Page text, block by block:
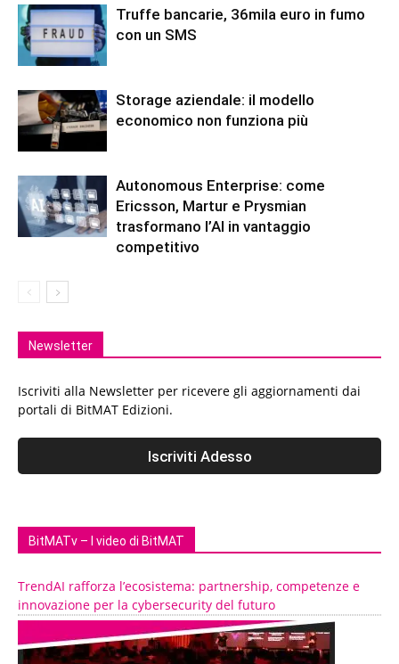
Truffe bancarie, 36mila euro in fumo
con un SMS
Storage aziendale: il modello
economico non funziona più
Autonomous Enterprise: come
Ericsson, Martur e Prysmian
trasformano l’AI in vantaggio
competitivo
Newsletter
Iscriviti alla Newsletter per ricevere gli aggiornamenti dai
portali di BitMAT Edizioni.
BitMATv – I video di BitMAT
TrendAI rafforza l’ecosistema: partnership, competenze e
innovazione per la cybersecurity del futuro